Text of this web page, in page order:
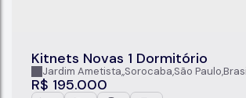
Kitnets Novas 1 Dormitório
R$ 195.000
Jardim Ametista,Sorocaba,São Paulo,